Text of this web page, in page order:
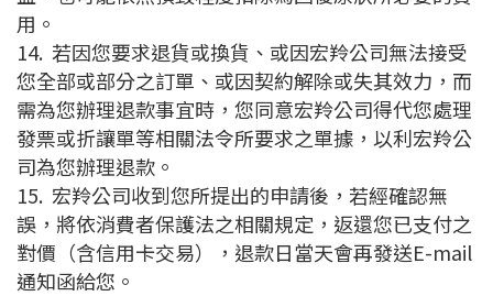
用。
14. 若因您要求退貨或換貨、或因宏羚公司無法接受
您全部或部分之訂單、或因契約解除或失其效力，而
需為您辦理退款事宜時，您同意宏羚公司得代您處理
發票或折讓單等相關法令所要求之單據，以利宏羚公
司為您辦理退款。
15. 宏羚公司收到您所提出的申請後，若經確認無
誤，將依消費者保護法之相關規定，返還您已支付之
對價（含信用卡交易），退款日當天會再發送E-mail
通知函給您。